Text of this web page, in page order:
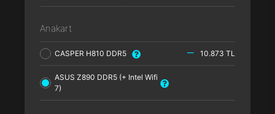
Anakart
CASPER H810 DDR5 10.873 TL
ASUS Z890 DDR5 (+ Intel Wifi
7)